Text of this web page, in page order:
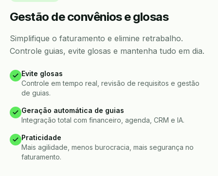
Gestão de convênios e glosas
Simplifique o faturamento e elimine retrabalho.
Controle guias, evite glosas e mantenha tudo em dia.
Evite glosas
Controle em tempo real, revisão de requisitos e gestão
de guias.
Geração automática de guias
Integração total com financeiro, agenda, CRM e IA.
Praticidade
Mais agilidade, menos burocracia, mais segurança no
faturamento.